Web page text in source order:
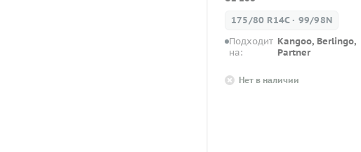
175/80 R14C · 99/98N
Подходит
на:
Kangoo, Berlingo,
Partner
Нет в наличии